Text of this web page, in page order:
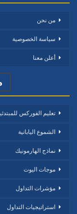
من نحن
سياسة الخصوصية
أعلن معنا
تعليم الفوركس
الشموع اليابانية
نماذج الهارمونيك
موجات اليوت
مؤشرات التداول
استراتيجيات التداول